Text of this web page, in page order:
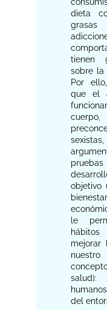
dieta
tienen
sobre la
Por
que el
objetivo
le
del